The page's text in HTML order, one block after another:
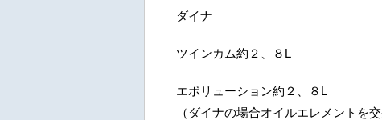
ダイナ
ツインカム約２、８L
エボリューション約２、８L
（ダイナの場合オイルエレメントを